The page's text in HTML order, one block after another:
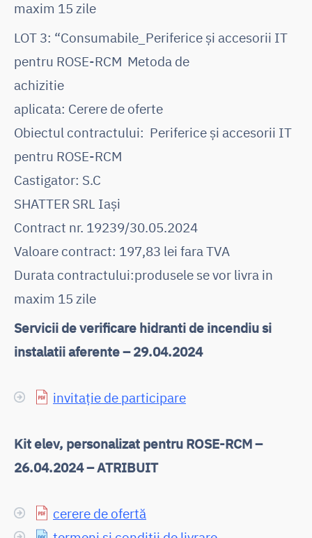
maxim 15 zile
LOT 3: “Consumabile_Periferice și accesorii IT
pentru ROSE-RCM Metoda de
achizitie
aplicata: Cerere de oferte
Obiectul contractului: Periferice și accesorii IT
pentru ROSE-RCM
Castigator: S.C
SHATTER SRL Iași
Contract nr. 19239/30.05.2024
Valoare contract: 197,83 lei fara TVA
Durata contractului:produsele se vor livra in
maxim 15 zile
Servicii de verificare hidranti de incendiu si
instalatii aferente – 29.04.2024
invitație de participare
Kit elev, personalizat pentru ROSE-RCM –
26.04.2024 – ATRIBUIT
cerere de ofertă